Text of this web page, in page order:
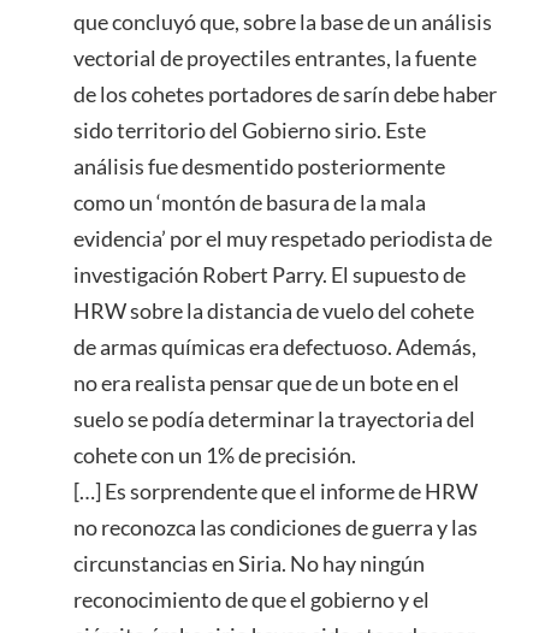
que concluyó que, sobre la base de un análisis
vectorial de proyectiles entrantes, la fuente
de los cohetes portadores de sarín debe haber
sido territorio del Gobierno sirio. Este
análisis fue desmentido posteriormente
como un ‘montón de basura de la mala
evidencia’ por el muy respetado periodista de
investigación Robert Parry. El supuesto de
HRW sobre la distancia de vuelo del cohete
de armas químicas era defectuoso. Además,
no era realista pensar que de un bote en el
suelo se podía determinar la trayectoria del
cohete con un 1% de precisión.
[…] Es sorprendente que el informe de HRW
no reconozca las condiciones de guerra y las
circunstancias en Siria. No hay ningún
reconocimiento de que el gobierno y el